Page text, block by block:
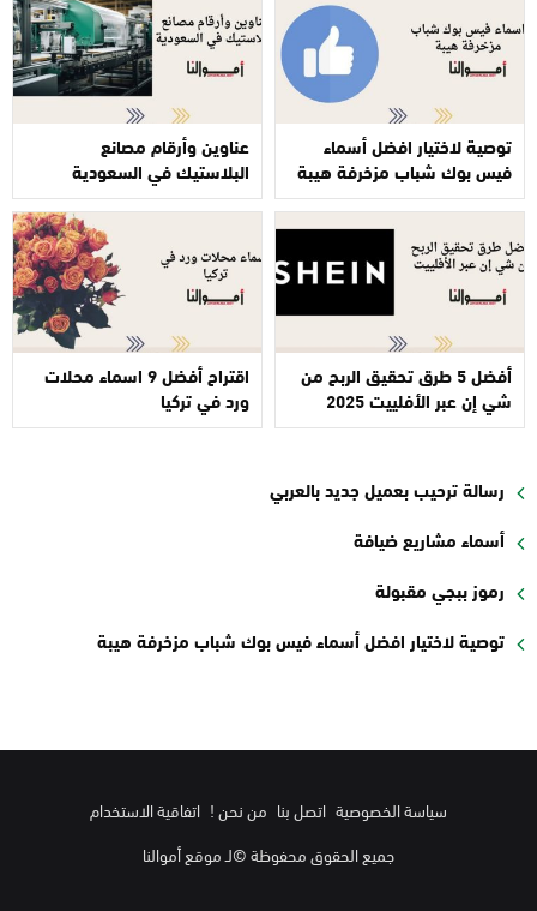
توصية لاختيار افضل أسماء
فيس بوك شباب مزخرفة هيبة
عناوين وأرقام مصانع
البلاستيك في السعودية
أفضل 5 طرق تحقيق الربح من
شي إن عبر الأفلييت 2025
اقتراح أفضل 9 اسماء محلات
ورد في تركيا
رسالة ترحيب بعميل جديد بالعربي
أسماء مشاريع ضيافة
رموز ببجي مقبولة
توصية لاختيار افضل أسماء فيس بوك شباب مزخرفة هيبة
جميع الحقوق محفوظة ©لـ موقع أموالنا
سياسة الخصوصية اتصل بنا من نحن ! اتفاقية الاستخدام